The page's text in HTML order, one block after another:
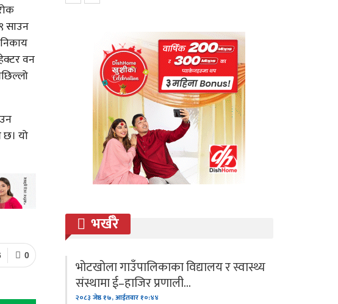
साउन
वन
छ। यो
0
भर्खरै
भोटखोला गाउँपालिकाका विद्यालय र स्वास्थ्य
संस्थामा ई–हाजिर प्रणाली…
२०८३ जेष्ठ १७, आईतवार १०:४४